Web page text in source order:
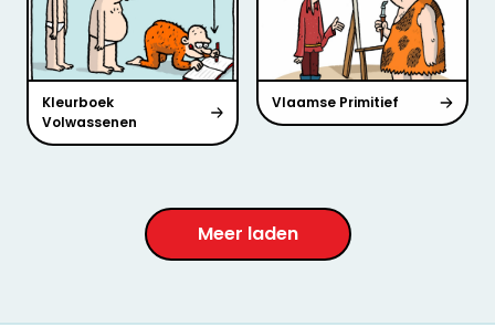
Kleurboek
Volwassenen
Vlaamse Primitief
Meer laden